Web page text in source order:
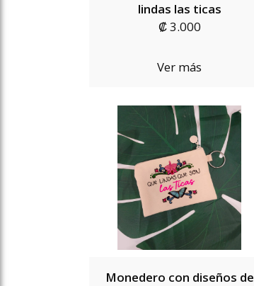
lindas las ticas
₡ 3.000
Ver más
Monedero con diseños de